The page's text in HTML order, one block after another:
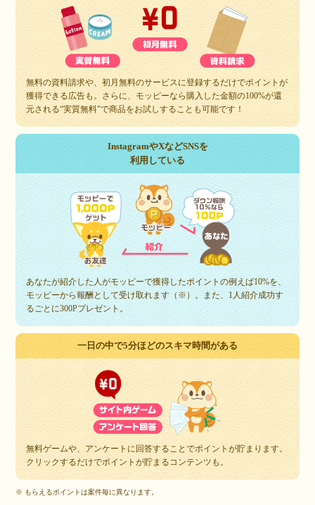
無料の資料請求や、初月無料のサービスに登録するだけでポイントが
獲得できる広告も。さらに、モッピーなら購入した金額の100%が還
元される“実質無料”で商品をお試しすることも可能です！
InstagramやXなどSNSを
利用している
あなたが紹介した人がモッピーで獲得したポイントの例えば10%を、
モッピーから報酬として受け取れます（※）。また、1人紹介成功す
るごとに300Pプレゼント。
一日の中で5分ほどのスキマ時間がある
無料ゲームや、アンケートに回答することでポイントが貯まります。
クリックするだけでポイントが貯まるコンテンツも。
※ もらえるポイントは案件毎に異なります。